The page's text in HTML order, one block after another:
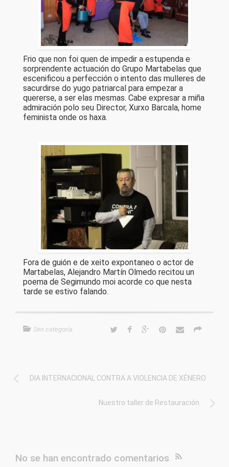
Frio que non foi quen de impedir a estupenda e
sorprendente actuación do Grupo Martabelas que
escenificou a perfección o intento das mulleres de
sacurdirse do yugo patriarcal para empezar a
quererse, a ser elas mesmas. Cabe expresar a miña
admiración polo seu Director, Xurxo Barcala, home
feminista onde os haxa.
Fora de guión e de xeito expontaneo o actor de
Martabelas, Alejandro Martín Olmedo recitou un
poema de Segimundo moi acorde co que nesta
tarde se estivo falando.
Sen categoría
DIA INTERNACIONAL CONTRA A VIOLENCIA DE XÉNERO
Nuestro taller de Restauración
No se han encontrado comentarios